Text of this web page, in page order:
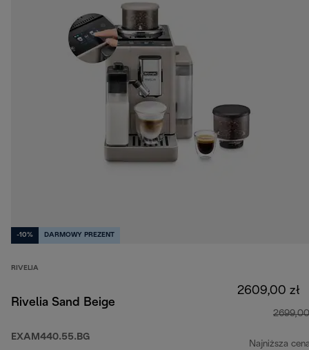
-10% DARMOWY PREZENT
RIVELIA
Rivelia Sand Beige
EXAM440.55.BG
2609,00 zł
2699,00
Najniższa